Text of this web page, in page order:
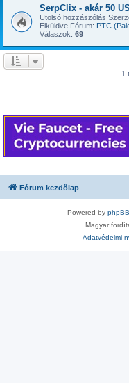
SerpClix - akár 50
Utolsó hozzászólás
Elküldve Fórum: PTC
Válaszok: 69
1
Fórum kezdőlap
Powered by phpBB
Magyar
Adatvédelmi